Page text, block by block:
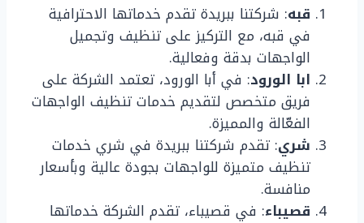
قبه: شركتنا ببريدة تقدم خدماتها الاحترافية
في قبه، مع التركيز على تنظيف وتجميل
الواجهات بدقة وفعالية.
ابا الورود: في أبا الورود، تعتمد الشركة على
فريق متخصص لتقديم خدمات تنظيف الواجهات
الفعّالة والمميزة.
شري: تقدم شركتنا ببريدة في شري خدمات
تنظيف متميزة للواجهات بجودة عالية وبأسعار
منافسة.
قصيباء: في قصيباء، تقدم الشركة خدماتها